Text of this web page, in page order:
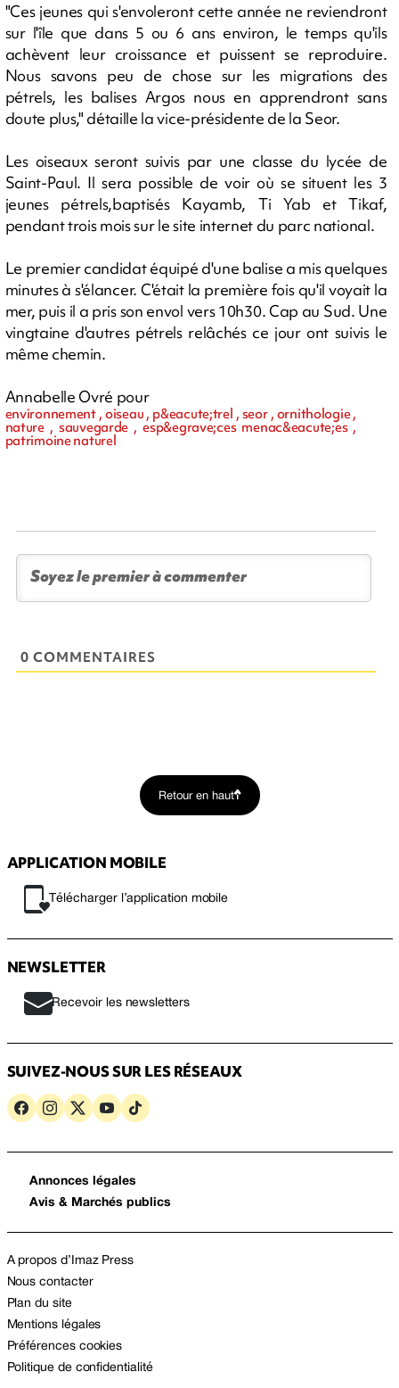
"Ces jeunes qui s'envoleront cette année ne reviendront
sur l'île que dans 5 ou 6 ans environ, le temps qu'ils
achèvent leur croissance et puissent se reproduire.
Nous savons peu de chose sur les migrations des
pétrels, les balises Argos nous en apprendront sans
doute plus," détaille la vice-présidente de la Seor.
Les oiseaux seront suivis par une classe du lycée de
Saint-Paul. Il sera possible de voir où se situent les 3
jeunes pétrels,baptisés Kayamb, Ti Yab et Tikaf,
pendant trois mois sur le site internet du parc national.
Le premier candidat équipé d'une balise a mis quelques
minutes à s'élancer. C'était la première fois qu'il voyait la
mer, puis il a pris son envol vers 10h30. Cap au Sud. Une
vingtaine d'autres pétrels relâchés ce jour ont suivis le
même chemin.
Annabelle Ovré pour
environnement , oiseau , p&eacute;trel , seor , ornithologie ,
nature , sauvegarde , esp&egrave;ces menac&eacute;es ,
patrimoine naturel
0 COMMENTAIRES
Retour en haut
APPLICATION MOBILE
Télécharger l’application mobile
NEWSLETTER
Recevoir les newsletters
SUIVEZ-NOUS SUR LES RÉSEAUX
Annonces légales
Avis & Marchés publics
A propos d’Imaz Press
Nous contacter
Plan du site
Mentions légales
Préférences cookies
Politique de confidentialité